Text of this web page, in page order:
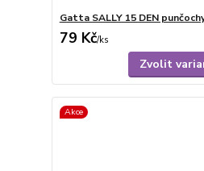
Gatta SALLY 15 DEN
79 Kč/ks
Zvolit
Akce